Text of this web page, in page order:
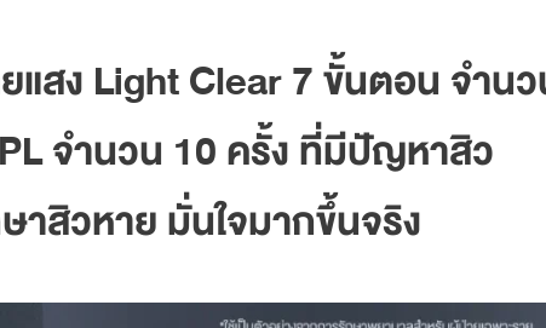
สง Light Clear 7 ขั้นตอน จำน
จำนวน 10 ครั้ง ที่มีปัญหาสิว
สิวหาย มั่นใจมากขึ้นจริง